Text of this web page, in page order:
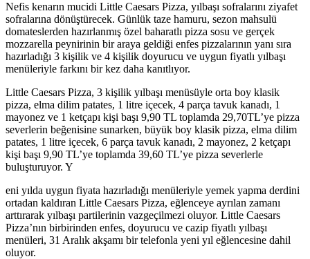
Nefis kenarın mucidi Little Caesars Pizza, yılbaşı sofralarını ziyafet
sofralarına dönüştürecek. Günlük taze hamuru, sezon mahsulü
domateslerden hazırlanmış özel baharatlı pizza sosu ve gerçek
mozzarella peynirinin bir araya geldiği enfes pizzalarının yanı sıra
hazırladığı 3 kişilik ve 4 kişilik doyurucu ve uygun fiyatlı yılbaşı
menüleriyle farkını bir kez daha kanıtlıyor.
Little Caesars Pizza, 3 kişilik yılbaşı menüsüyle orta boy klasik
pizza, elma dilim patates, 1 litre içecek, 4 parça tavuk kanadı, 1
mayonez ve 1 ketçapı kişi başı 9,90 TL toplamda 29,70TL’ye pizza
severlerin beğenisine sunarken, büyük boy klasik pizza, elma dilim
patates, 1 litre içecek, 6 parça tavuk kanadı, 2 mayonez, 2 ketçapı
kişi başı 9,90 TL’ye toplamda 39,60 TL’ye pizza severlerle
buluşturuyor. Y
eni yılda uygun fiyata hazırladığı menüleriyle yemek yapma derdini
ortadan kaldıran Little Caesars Pizza, eğlenceye ayrılan zamanı
arttırarak yılbaşı partilerinin vazgeçilmezi oluyor. Little Caesars
Pizza’nın birbirinden enfes, doyurucu ve cazip fiyatlı yılbaşı
menüleri, 31 Aralık akşamı bir telefonla yeni yıl eğlencesine dahil
oluyor.